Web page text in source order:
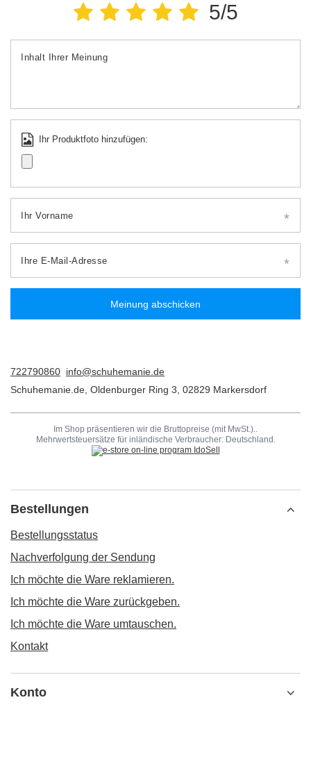
5/5
Inhalt Ihrer Meinung
Ihr Produktfoto hinzufügen:
Ihr Vorname
Ihre E-Mail-Adresse
Meinung abschicken
722790860 info@schuhemanie.de
Schuhemanie.de Oldenburger Ring 3 02829 Markersdorf
Im Shop präsentieren wir die Bruttopreise (mit MwSt.)..
Mehrwertsteuersätze für inländische Verbraucher: Deutschland .
Bestellungen
Bestellungsstatus
Nachverfolgung der Sendung
Ich möchte die Ware reklamieren.
Ich möchte die Ware zurückgeben.
Ich möchte die Ware umtauschen.
Kontakt
Konto